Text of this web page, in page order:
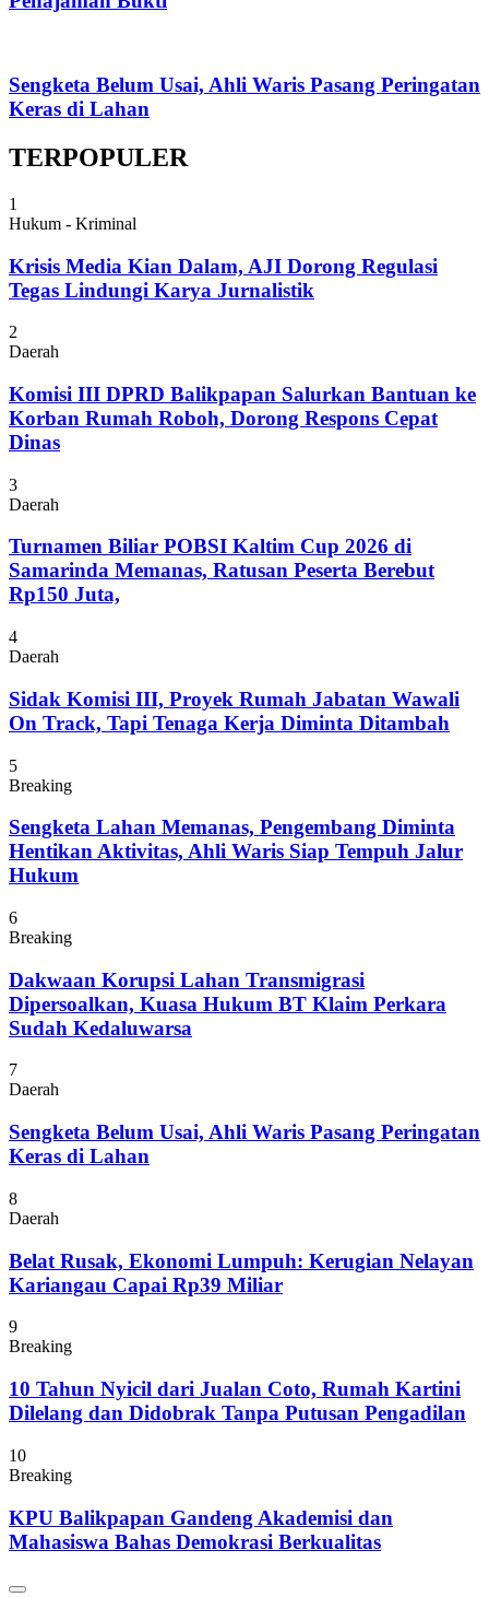
Sengketa Belum Usai, Ahli Waris Pasang Peringatan
Keras di Lahan
TERPOPULER
1
Hukum - Kriminal
Krisis Media Kian Dalam, AJI Dorong Regulasi
Tegas Lindungi Karya Jurnalistik
2
Daerah
Komisi III DPRD Balikpapan Salurkan Bantuan ke
Korban Rumah Roboh, Dorong Respons Cepat
Dinas
3
Daerah
Turnamen Biliar POBSI Kaltim Cup 2026 di
Samarinda Memanas, Ratusan Peserta Berebut
Rp150 Juta,
4
Daerah
Sidak Komisi III, Proyek Rumah Jabatan Wawali
On Track, Tapi Tenaga Kerja Diminta Ditambah
5
Breaking
Sengketa Lahan Memanas, Pengembang Diminta
Hentikan Aktivitas, Ahli Waris Siap Tempuh Jalur
Hukum
6
Breaking
Dakwaan Korupsi Lahan Transmigrasi
Dipersoalkan, Kuasa Hukum BT Klaim Perkara
Sudah Kedaluwarsa
7
Daerah
Sengketa Belum Usai, Ahli Waris Pasang Peringatan
Keras di Lahan
8
Daerah
Belat Rusak, Ekonomi Lumpuh: Kerugian Nelayan
Kariangau Capai Rp39 Miliar
9
Breaking
10 Tahun Nyicil dari Jualan Coto, Rumah Kartini
Dilelang dan Didobrak Tanpa Putusan Pengadilan
10
Breaking
KPU Balikpapan Gandeng Akademisi dan
Mahasiswa Bahas Demokrasi Berkualitas